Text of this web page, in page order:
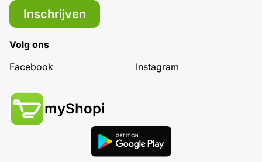
Inschrijven
Volg ons
Facebook
Instagram
myShopi